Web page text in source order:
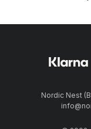
Nordic Nest